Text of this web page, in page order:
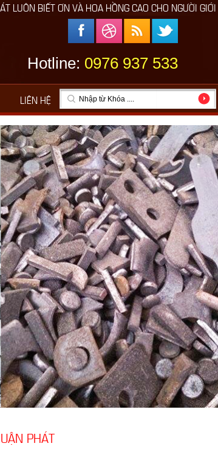
HỒNG CAO CHO NGƯỜI GIỚI THIỆU
Hotline: 0976 937 533
LIÊN HỆ
PHÁT